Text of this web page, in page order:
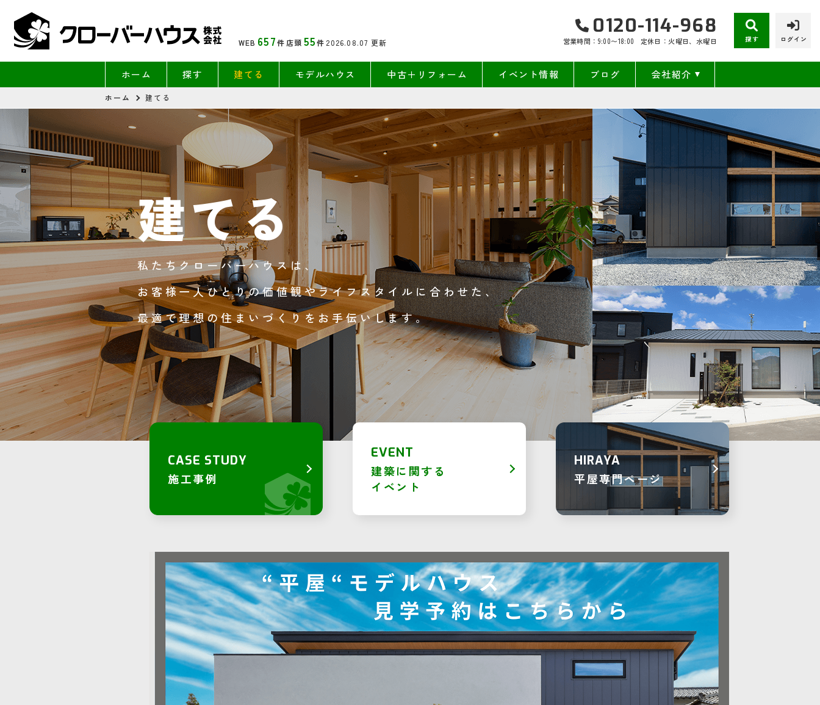
WEB 657件 店頭 55件 2026.08.07 更新
0120-114-968
営業時間：9:00〜18:00 定休日：火曜日、水曜日 探す ログイン
ホーム 探す 建てる モデルハウス 中古＋リフォーム イベント情報 ブログ 会社紹介
ホーム 建てる
建てる
私たちクローバーハウスは、
お客様一人ひとりの価値観やライフスタイルに合わせた、
最適で理想の住まいづくりを お手伝いします。
CASE STUDY
施工事例
EVENT
建築に関する
イベント
HIRAYA
平屋専門ページ